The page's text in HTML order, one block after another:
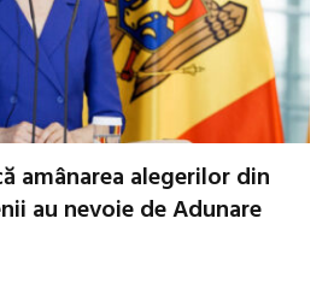
amânarea alegerilor din
au nevoie de Adunare